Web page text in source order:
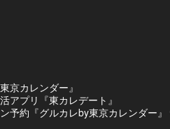
京カレンダー』
アプリ『東カレデート』
予約『グルカレby東京カレンダー』